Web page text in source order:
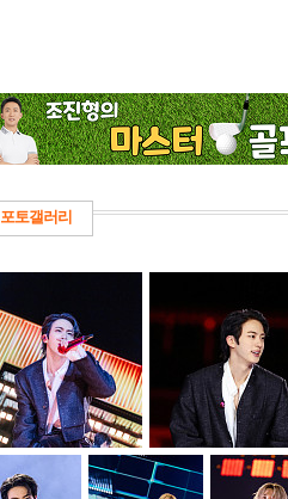
포토갤러리